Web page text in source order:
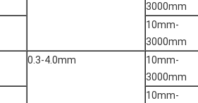
3000mm
10mm-
3000mm
0.3-4.0mm
10mm-
3000mm
10mm-